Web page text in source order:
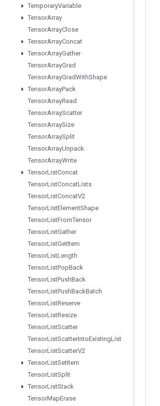
TemporaryVariable
TensorArray
TensorArrayClose
TensorArrayConcat
TensorArrayGather
TensorArrayGrad
TensorArrayGradWithShape
TensorArrayPack
TensorArrayRead
TensorArrayScatter
TensorArraySize
TensorArraySplit
TensorArrayUnpack
TensorArrayWrite
TensorListConcat
TensorListConcatLists
TensorListConcatV2
TensorListElementShape
TensorListFromTensor
TensorListGather
TensorListGetItem
TensorListLength
TensorListPopBack
TensorListPushBack
TensorListPushBackBatch
TensorListReserve
TensorListResize
TensorListScatter
TensorListScatterIntoExistingList
TensorListScatterV2
TensorListSetItem
TensorListSplit
TensorListStack
TensorMapErase